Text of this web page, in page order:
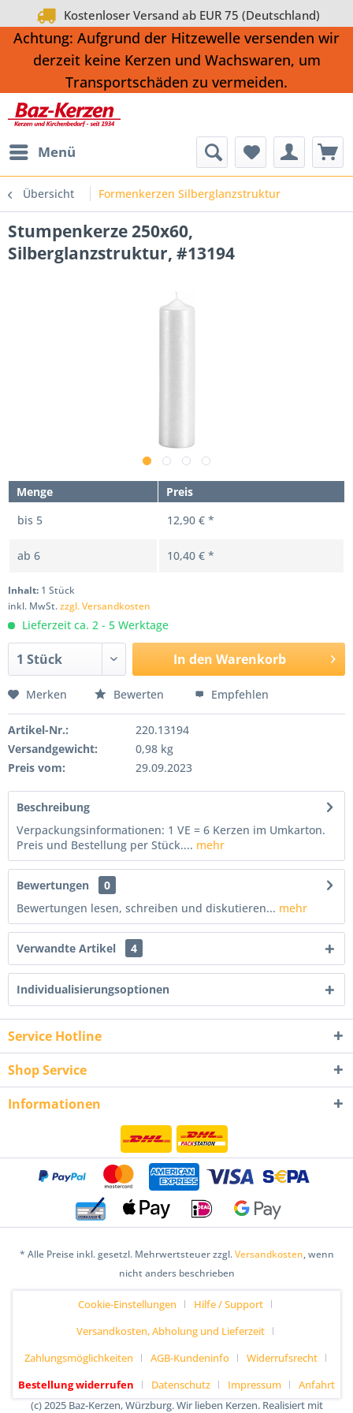
Kostenloser Versand ab EUR 75 (Deutschland)
Achtung: Aufgrund der Hitzewelle versenden wir
derzeit keine Kerzen und Wachswaren, um
Transportschäden zu vermeiden.
Menü
Übersicht Formenkerzen Silberglanzstruktur
Stumpenkerze 250x60,
Silberglanzstruktur, #13194
Menge
Preis
bis 5 12,90 € *
ab 6 10,40 € *
Inhalt: 1 Stück
inkl. MwSt.zzgl. Versandkosten
Lieferzeit ca. 2 - 5 Werktage
In den Warenkorb
Merken Bewerten Empfehlen
Artikel-Nr.:
220.13194
Versandgewicht:
0,98 kg
Preis vom:
29.09.2023
Beschreibung
Verpackungsinformationen: 1 VE = 6 Kerzen im Umkarton.
Preis und Bestellung per Stück.... mehr
Bewertungen
0
Bewertungen lesen, schreiben und diskutieren... mehr
Verwandte Artikel 4
Individualisierungsoptionen
Service Hotline
Shop Service
Informationen
* Alle Preise inkl. gesetzl. Mehrwertsteuer zzgl.Versandkosten, wenn
nicht anders beschrieben
Cookie-Einstellungen
Hilfe / Support
Versandkosten, Abholung und Lieferzeit
Zahlungsmöglichkeiten
AGB-Kundeninfo
Widerrufsrecht
Bestellung widerrufen
Datenschutz Impressum
Anfahrt
(c) 2025 Baz-Kerzen, Würzburg. Wir lieben Kerzen. Realisiert mit